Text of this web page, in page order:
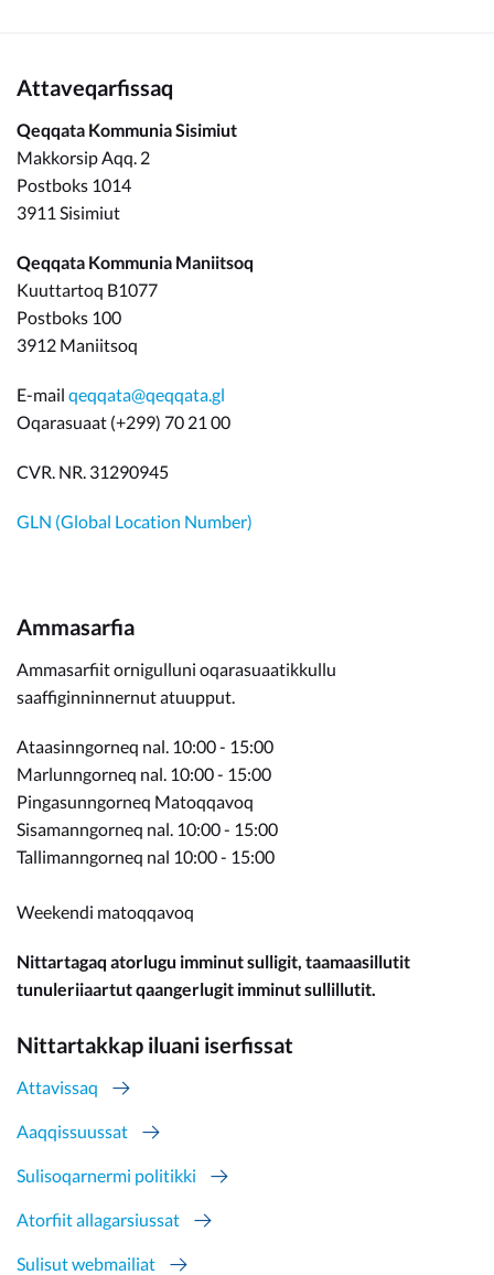
Attaveqarfissaq
Qeqqata Kommunia Sisimiut
Makkorsip Aqq. 2
Postboks 1014
3911 Sisimiut
Qeqqata Kommunia Maniitsoq
Kuuttartoq B1077
Postboks 100
3912 Maniitsoq
E-mail qeqqata@qeqqata.gl
Oqarasuaat (+299) 70 21 00
CVR. NR. 31290945
GLN (Global Location Number)
Ammasarfia
Ammasarfiit ornigulluni oqarasuaatikkullu
saaffiginninnernut atuupput.
Ataasinngorneq nal. 10:00 - 15:00
Marlunngorneq nal. 10:00 - 15:00
Pingasunngorneq Matoqqavoq
Sisamanngorneq nal. 10:00 - 15:00
Tallimanngorneq nal 10:00 - 15:00
Weekendi matoqqavoq
Nittartagaq atorlugu imminut sulligit, taamaasillutit
tunuleriiaartut qaangerlugit imminut sullillutit.
Nittartakkap iluani iserfissat
Attavissaq
Aaqqissuussat
Sulisoqarnermi politikki
Atorfiit allagarsiussat
Sulisut webmailiat